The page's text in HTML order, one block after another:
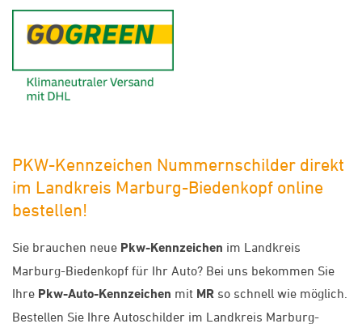
PKW-Kennzeichen Nummernschilder direkt
im Landkreis Marburg-Biedenkopf online
bestellen!
Sie brauchen neue Pkw-Kennzeichen im Landkreis
Marburg-Biedenkopf für Ihr Auto? Bei uns bekommen Sie
Ihre Pkw-Auto-Kennzeichen mit MR so schnell wie möglich.
Bestellen Sie Ihre Autoschilder im Landkreis Marburg-